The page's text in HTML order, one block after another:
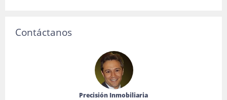
Contáctanos
Precisión Inmobiliaria